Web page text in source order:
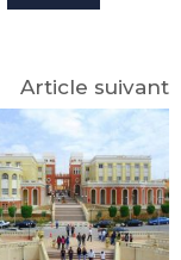
Article suivant